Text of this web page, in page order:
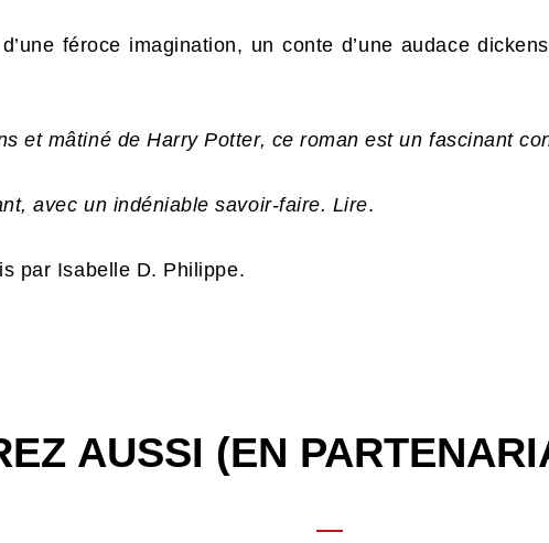
féroce imagination, un conte d’une audace
et mâtiné de Harry Potter, ce roman est un fascinant
avec un indéniable savoir-faire. Lire.
par Isabelle D. Philippe.
AUSSI (EN